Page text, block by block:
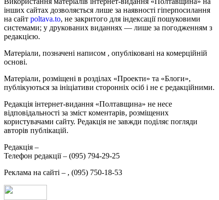
інших сайтах дозволяється лише за наявності гіперпосилання
на сайт poltava.to, не закритого для індексації пошуковими
системами; у друкованих виданнях — лише за погодженням з
редакцією.
Матеріали, позначені написом , опубліковані на комерційній
основі.
Матеріали, розміщені в розділах «Проекти» та «Блоги»,
публікуються за ініціативи сторонніх осіб і не є редакційними.
Редакція інтернет-видання «Полтавщина» не несе
відповідальності за зміст коментарів, розміщених
користувачами сайту. Редакція не завжди поділяє погляди
авторів публікацій.
Редакція –
Телефон редакції – (095) 794-29-25
Реклама на сайті – , (095) 750-18-53